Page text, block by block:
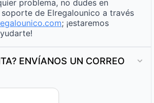
problema, no dudes en
de Elregalounico a través
; ¡estaremos
ENVÍANOS UN CORREO